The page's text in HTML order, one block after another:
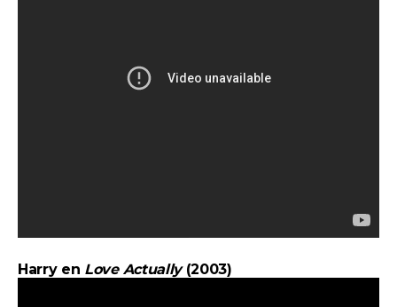
Harry en Love Actually(2003)